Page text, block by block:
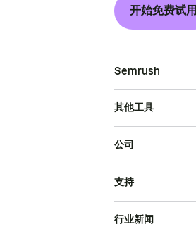
开始免费试用
Semrush
其他工具
公司
支持
行业新闻